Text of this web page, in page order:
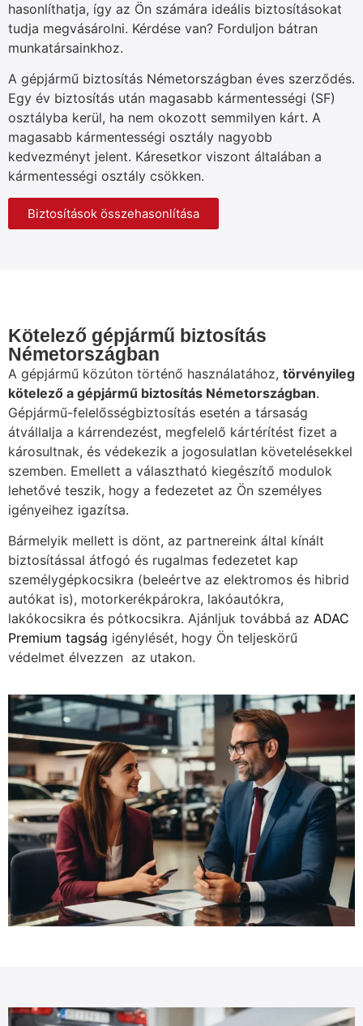
hasonlíthatja, így az Ön számára ideális biztosításokat
tudja megvásárolni. Kérdése van? Forduljon bátran
munkatársainkhoz.
A gépjármű biztosítás Németországban éves szerződés.
Egy év biztosítás után magasabb kármentességi (SF)
osztályba kerül, ha nem okozott semmilyen kárt. A
magasabb kármentességi osztály nagyobb
kedvezményt jelent. Káresetkor viszont általában a
kármentességi osztály csökken.
Biztosítások összehasonlítása
Kötelező gépjármű biztosítás
Németországban
A gépjármű közúton történő használatához, törvényileg
kötelező a gépjármű biztosítás Németországban.
Gépjármű-felelősségbiztosítás esetén a társaság
átvállalja a kárrendezést, megfelelő kártérítést fizet a
károsultnak, és védekezik a jogosulatlan követelésekkel
szemben. Emellett a választható kiegészítő modulok
lehetővé teszik, hogy a fedezetet az Ön személyes
igényeihez igazítsa.
Bármelyik mellett is dönt, az partnereink által kínált
biztosítással átfogó és rugalmas fedezetet kap
személygépkocsikra (beleértve az elektromos és hibrid
autókat is), motorkerékpárokra, lakóautókra,
lakókocsikra és pótkocsikra. Ajánljuk továbbá az ADAC
Premium tagság igénylését, hogy Ön teljeskörű
védelmet élvezzen az utakon.